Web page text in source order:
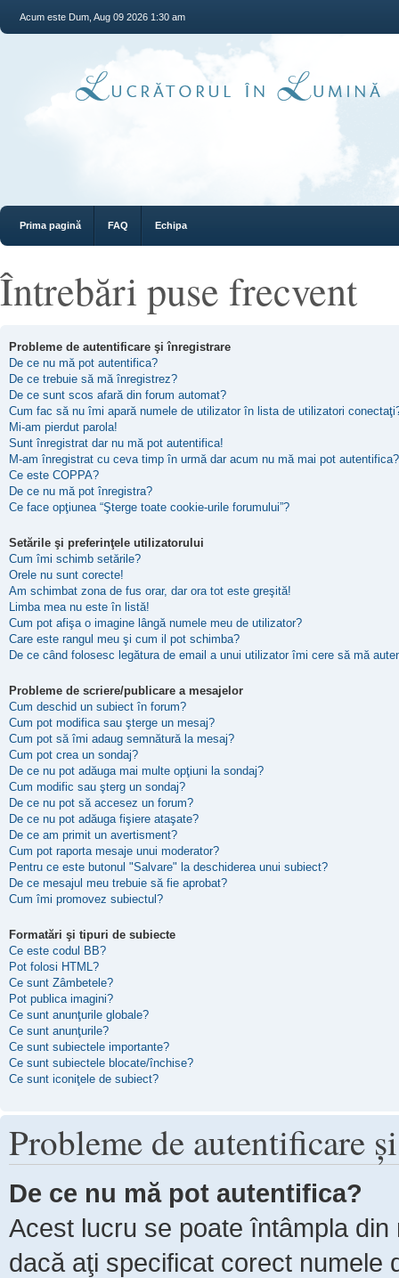
Acum este Dum, Aug 09 2026 1:30 am
Prima pagină FAQ Echipa
Întrebări puse frecvent
Probleme de autentificare şi înregistrare
De ce nu mă pot autentifica?
De ce trebuie să mă înregistrez?
De ce sunt scos afară din forum automat?
Cum fac să nu îmi apară numele de utilizator în lista de utilizatori
Mi-am pierdut parola!
Sunt înregistrat dar nu mă pot autentifica!
M-am înregistrat cu ceva timp în urmă dar acum nu mă mai pot
Ce este COPPA?
De ce nu mă pot înregistra?
Ce face opţiunea “Şterge toate cookie-urile forumului”?
Setările şi preferinţele utilizatorului
Cum îmi schimb setările?
Orele nu sunt corecte!
Am schimbat zona de fus orar, dar ora tot este greşită!
Limba mea nu este în listă!
Cum pot afişa o imagine lângă numele meu de utilizator?
Care este rangul meu şi cum il pot schimba?
De ce când folosesc legătura de email a unui utilizator îmi cere să mă
Probleme de scriere/publicare a mesajelor
Cum deschid un subiect în forum?
Cum pot modifica sau şterge un mesaj?
Cum pot să îmi adaug semnătură la mesaj?
Cum pot crea un sondaj?
De ce nu pot adăuga mai multe opţiuni la sondaj?
Cum modific sau şterg un sondaj?
De ce nu pot să accesez un forum?
De ce nu pot adăuga fişiere ataşate?
De ce am primit un avertisment?
Cum pot raporta mesaje unui moderator?
Pentru ce este butonul "Salvare" la deschiderea unui subiect?
De ce mesajul meu trebuie să fie aprobat?
Cum îmi promovez subiectul?
Formatări şi tipuri de subiecte
Ce este codul BB?
Pot folosi HTML?
Ce sunt Zâmbetele?
Pot publica imagini?
Ce sunt anunţurile globale?
Ce sunt anunţurile?
Ce sunt subiectele importante?
Ce sunt subiectele blocate/închise?
Ce sunt iconiţele de subiect?
Probleme de autentificare
De ce nu mă pot autentifica?
Acest lucru se poate întâmpla
dacă aţi specificat corect numele